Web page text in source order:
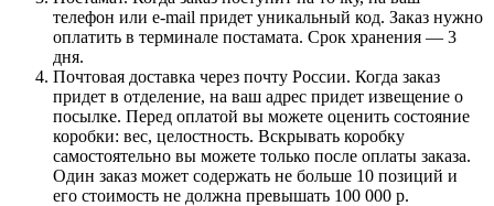
телефон или e-mail придет уникальный код. Заказ нужно
оплатить в терминале постамата. Срок хранения — 3
дня.
Почтовая доставка через почту России. Когда заказ
придет в отделение, на ваш адрес придет извещение о
посылке. Перед оплатой вы можете оценить состояние
коробки: вес, целостность. Вскрывать коробку
самостоятельно вы можете только после оплаты заказа.
Один заказ может содержать не больше 10 позиций и
его стоимость не должна превышать 100 000 р.